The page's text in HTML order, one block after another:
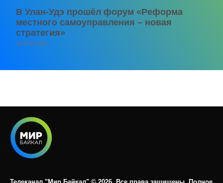
В Улан-Удэ прошёл форум «Реформа
местного самоуправления – новая
стратегия»
05.08.2026